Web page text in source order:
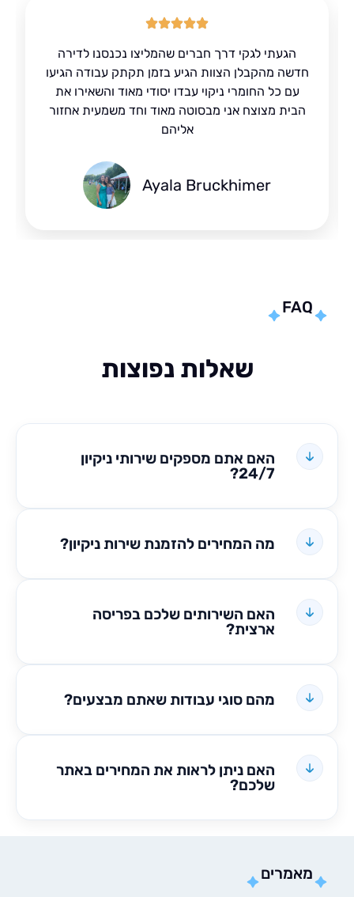
הגעתי לגקי דרך חברים שהמליצו נכנסנו לדירה
חדשה מהקבלן הצוות הגיע בזמן תקתק עבודה הגיעו
עם כל החומרי ניקוי עבדו יסודי מאוד והשאירו את
הבית מצוצח אני מבסוטה מאוד וחד משמעית אחזור
Ayala Bruckhimer
שאלות נפוצות
האם אתם מספקים שירותי ניקיון
24/7?
מה המחירים להזמנת שירות ניקיון?
האם השירותים שלכם בפריסה
ארצית?
מהם סוגי עבודות שאתם מבצעים?
האם ניתן לראות את המחירים באתר
שלכם?